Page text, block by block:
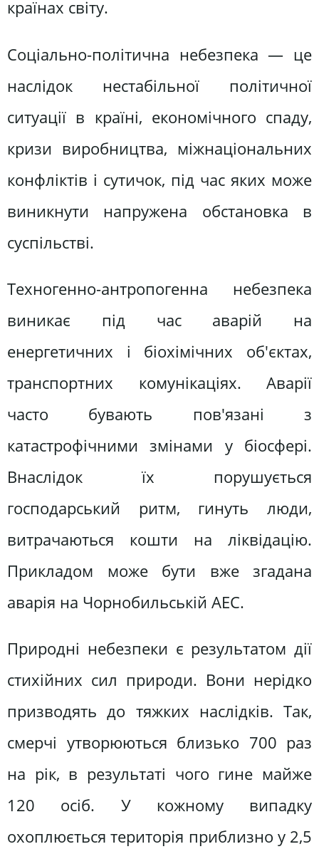
країнах світу.
Соціально-політична небезпека — це
наслідок нестабільної політичної
ситуації в країні, економічного спаду,
кризи виробництва, міжнаціональних
конфліктів і сутичок, під час яких може
виникнути напружена обстановка в
суспільстві.
Техногенно-антропогенна небезпека
виникає під час аварій на
енергетичних і біохімічних об'єктах,
транспортних комунікаціях. Аварії
часто бувають пов'язані з
катастрофічними змінами у біосфері.
Внаслідок їх порушується
господарський ритм, гинуть люди,
витрачаються кошти на ліквідацію.
Прикладом може бути вже згадана
аварія на Чорнобильській АЕС.
Природні небезпеки є результатом дії
стихійних сил природи. Вони нерідко
призводять до тяжких наслідків. Так,
смерчі утворюються близько 700 раз
на рік, в результаті чого гине майже
120 осіб. У кожному випадку
охоплюється територія приблизно у 2,5